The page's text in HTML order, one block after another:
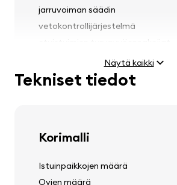
jarruvoiman säädin
vetokontrollijärjestelmä
ajovalojen korkeuden säätö
Näytä kaikki
Tekniset tiedot
Korimalli
Istuinpaikkojen määrä
Ovien määrä